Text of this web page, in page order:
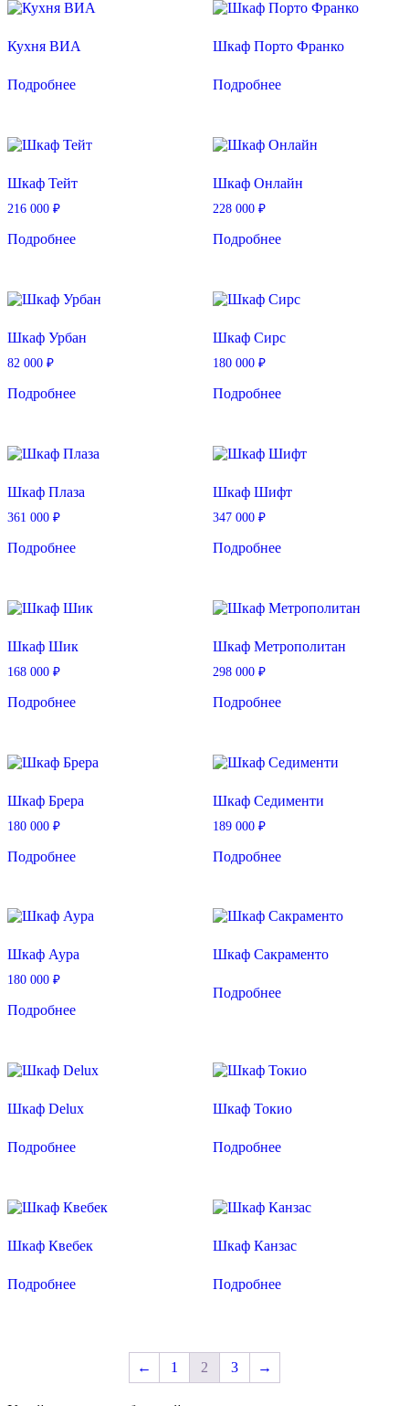
Кухня ВИА
Подробнее
Шкаф Порто Франко
Подробнее
Шкаф Тейт
216 000 ₽
Подробнее
Шкаф Онлайн
228 000 ₽
Подробнее
Шкаф Урбан
82 000 ₽
Подробнее
Шкаф Сирс
180 000 ₽
Подробнее
Шкаф Плаза
361 000 ₽
Подробнее
Шкаф Шифт
347 000 ₽
Подробнее
Шкаф Шик
168 000 ₽
Подробнее
Шкаф Метрополитан
298 000 ₽
Подробнее
Шкаф Брера
180 000 ₽
Подробнее
Шкаф Седименти
189 000 ₽
Подробнее
Шкаф Аура
180 000 ₽
Подробнее
Шкаф Сакраменто
Подробнее
Шкаф Delux
Подробнее
Шкаф Токио
Подробнее
Шкаф Квебек
Подробнее
Шкаф Канзас
Подробнее
← 1 2 3 →